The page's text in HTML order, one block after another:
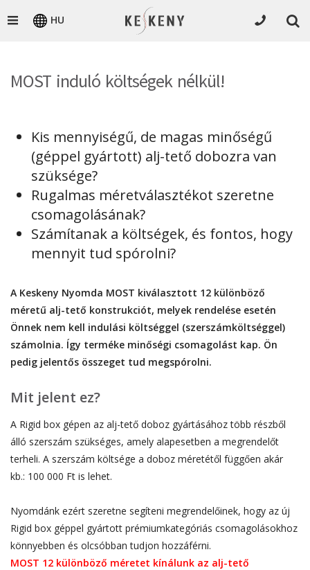
HU
MOST induló költségek nélkül!
Kis mennyiségű, de magas minőségű
(géppel gyártott) alj-tető dobozra van
szüksége?
Rugalmas méretválasztékot szeretne
csomagolásának?
Számítanak a költségek, és fontos, hogy
mennyit tud spórolni?
A Keskeny Nyomda MOST kiválasztott 12 különböző
méretű alj-tető konstrukciót, melyek rendelése esetén
Önnek nem kell indulási költséggel (szerszámköltséggel)
számolnia. Így terméke minőségi csomagolást kap. Ön
pedig jelentős összeget tud megspórolni.
Mit jelent ez?
A Rigid box gépen az alj-tető doboz gyártásához több részből
álló szerszám szükséges, amely alapesetben a megrendelőt
terheli. A szerszám költsége a doboz méretétől függően akár
kb.: 100 000 Ft is lehet.
Nyomdánk ezért szeretne segíteni megrendelőinek, hogy az új
Rigid box géppel gyártott prémiumkategóriás csomagolásokhoz
könnyebben és olcsóbban tudjon hozzáférni.
MOST 12 különböző méretet kínálunk az alj-tető